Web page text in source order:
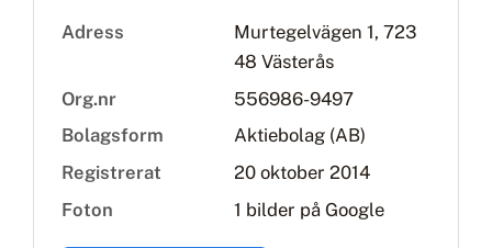
Adress
Murtegelvägen 1, 723
48 Västerås
Org.nr
556986-9497
Bolagsform
Aktiebolag (AB)
Registrerat
20 oktober 2014
Foton
1 bilder på Google